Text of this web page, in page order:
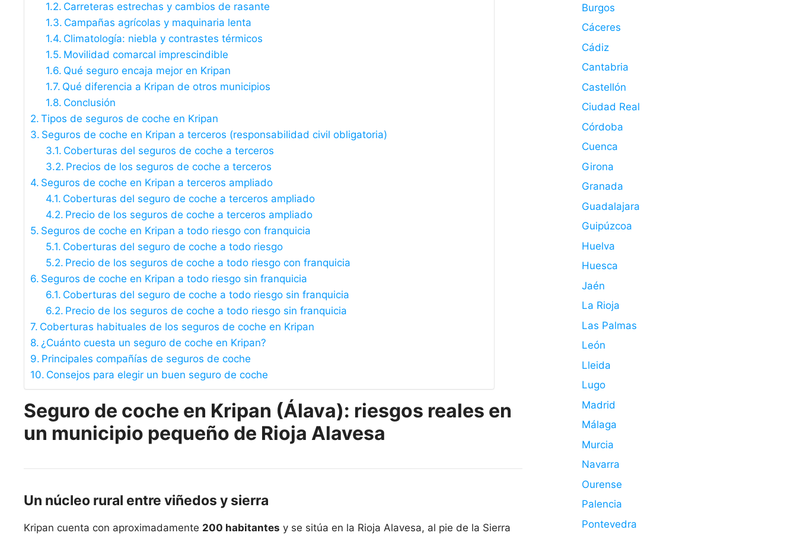
Carreteras estrechas y cambios de rasante
Campañas agrícolas y maquinaria lenta
Climatología: niebla y contrastes térmicos
Movilidad comarcal imprescindible
Qué seguro encaja mejor en Kripan
Qué diferencia a Kripan de otros municipios
Conclusión
Tipos de seguros de coche en Kripan
Seguros de coche en Kripan a terceros (responsabilidad civil obligatoria)
Coberturas del seguros de coche a terceros
Precios de los seguros de coche a terceros
Seguros de coche en Kripan a terceros ampliado
Coberturas del seguro de coche a terceros ampliado
Precio de los seguros de coche a terceros ampliado
Seguros de coche en Kripan a todo riesgo con franquicia
Coberturas del seguro de coche a todo riesgo
Precio de los seguros de coche a todo riesgo con franquicia
Seguros de coche en Kripan a todo riesgo sin franquicia
Coberturas del seguro de coche a todo riesgo sin franquicia
Precio de los seguros de coche a todo riesgo sin franquicia
Coberturas habituales de los seguros de coche en Kripan
¿Cuánto cuesta un seguro de coche en Kripan?
Principales compañías de seguros de coche
Consejos para elegir un buen seguro de coche
Seguro de coche en Kripan (Álava): riesgos reales en
un municipio pequeño de Rioja Alavesa
Un núcleo rural entre viñedos y sierra
Kripan cuenta con aproximadamente 200 habitantes y se sitúa en la Rioja Alavesa, al pie de la Sierra
Burgos
Cáceres
Cádiz
Cantabria
Castellón
Ciudad Real
Córdoba
Cuenca
Girona
Granada
Guadalajara
Guipúzcoa
Huelva
Huesca
Jaén
La Rioja
Las Palmas
León
Lleida
Lugo
Madrid
Málaga
Murcia
Navarra
Ourense
Palencia
Pontevedra